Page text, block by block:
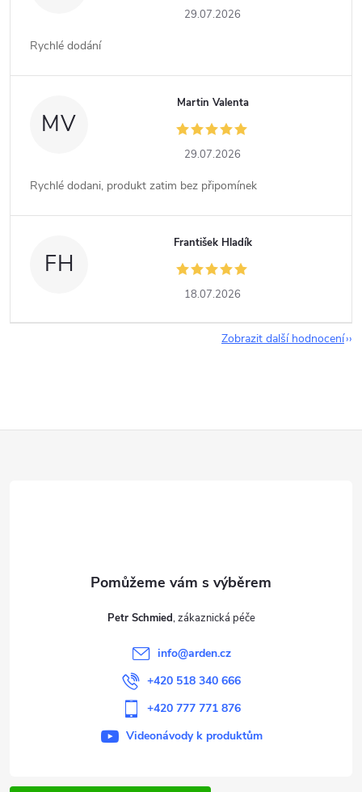
29.07.2026
Rychlé dodání
MV
Martin Valenta
29.07.2026
Rychlé dodani, produkt zatim bez připomínek
FH
František Hladík
18.07.2026
Zobrazit další hodnocení
Petr Schmied
info@arden.cz
+420 518 340 666
+420 777 771 876
Videonávody k produktům